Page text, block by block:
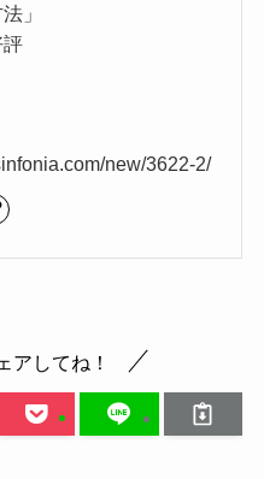
アしてね！
」
評
new/3622-2/